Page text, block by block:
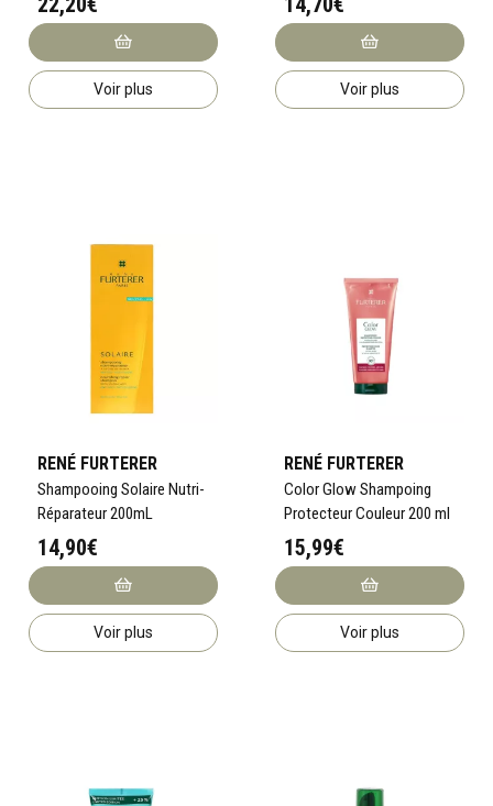
Voir plus Voir plus
RENÉ FURTERER
Shampooing Solaire Nutri-
Réparateur 200mL
14,90€
Voir plus
RENÉ FURTERER
Color Glow Shampoing
Protecteur Couleur 200 ml
15,99€
Voir plus